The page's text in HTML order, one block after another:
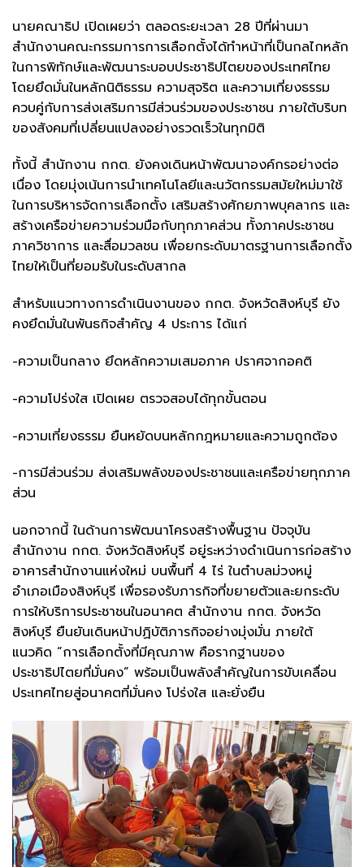
นายคณาธิป เปิดเผยว่า ตลอดระยะเวลา 28 ปีที่ผ่านมา
สำนักงานคณะกรรมการการเลือกตั้งได้ทำหน้าที่เป็นกลไกหลัก
ในการพิทักษ์และพัฒนาระบอบประชาธิปไตยของประเทศไทย
โดยยึดมั่นในหลักนิติธรรม ความสุจริต และความเที่ยงธรรม
ควบคู่กับการส่งเสริมการมีส่วนร่วมของประชาชน ภายใต้บริบท
ของสังคมที่เปลี่ยนแปลงอย่างรวดเร็วในทุกมิติ
ทั้งนี้ สำนักงาน กกต. ยังคงเดินหน้าพัฒนาองค์กรอย่างต่อ
เนื่อง โดยมุ่งเน้นการนำเทคโนโลยีและนวัตกรรมสมัยใหม่มาใช้
ในการบริหารจัดการเลือกตั้ง เสริมสร้างศักยภาพบุคลากร และ
สร้างเครือข่ายความร่วมมือกับทุกภาคส่วน ทั้งภาคประชาชน
ภาควิชาการ และสื่อมวลชน เพื่อยกระดับมาตรฐานการเลือกตั้ง
ไทยให้เป็นที่ยอมรับในระดับสากล
สำหรับแนวทางการดำเนินงานของ กกต. จังหวัดสิงห์บุรี ยัง
คงยึดมั่นในพันธกิจสำคัญ 4 ประการ ได้แก่
-ความเป็นกลาง ยึดหลักความเสมอภาค ปราศจากอคติ
-ความโปร่งใส เปิดเผย ตรวจสอบได้ทุกขั้นตอน
-ความเที่ยงธรรม ยืนหยัดบนหลักกฎหมายและความถูกต้อง
-การมีส่วนร่วม ส่งเสริมพลังของประชาชนและเครือข่ายทุกภาค
ส่วน
นอกจากนี้ ในด้านการพัฒนาโครงสร้างพื้นฐาน ปัจจุบัน
สำนักงาน กกต. จังหวัดสิงห์บุรี อยู่ระหว่างดำเนินการก่อสร้าง
อาคารสำนักงานแห่งใหม่ บนพื้นที่ 4 ไร่ ในตำบลม่วงหมู่
อำเภอเมืองสิงห์บุรี เพื่อรองรับภารกิจที่ขยายตัวและยกระดับ
การให้บริการประชาชนในอนาคต สำนักงาน กกต. จังหวัด
สิงห์บุรี ยืนยันเดินหน้าปฏิบัติภารกิจอย่างมุ่งมั่น ภายใต้
แนวคิด “การเลือกตั้งที่มีคุณภาพ คือรากฐานของ
ประชาธิปไตยที่มั่นคง” พร้อมเป็นพลังสำคัญในการขับเคลื่อน
ประเทศไทยสู่อนาคตที่มั่นคง โปร่งใส และยั่งยืน